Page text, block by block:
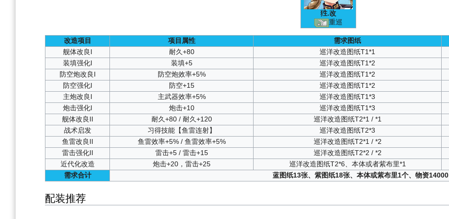
狌.改
重巡
改造项目 项目属性 需求图纸
舰体改良I
耐久+80 巡洋改造图纸T1*1
装填强化I
装填+5 巡洋改造图纸T1*2
防空炮改良I
防空炮效率+5% 巡洋改造图纸T1*2
防空强化I
防空+15 巡洋改造图纸T1*2
主炮改良I
主武器效率+5% 巡洋改造图纸T1*3
炮击强化I
炮击+10 巡洋改造图纸T1*3
舰体改良II
耐久+80 / 耐久+120 巡洋改造图纸T2*1 / *1
战术启发
习得技能【鱼雷连射】 巡洋改造图纸T2*3
鱼雷改良II
鱼雷效率+5% / 鱼雷效率+5% 巡洋改造图纸T2*1 / *2
雷击强化II
雷击+5 / 雷击+15 巡洋改造图纸T2*2 / *2
近代化改造
炮击+20，雷击+25 巡洋改造图纸T2*6、本体或者紫布里*1
需求合计
蓝图纸13张、紫图纸18张、本体或紫布里1个、物资14000
配装推荐